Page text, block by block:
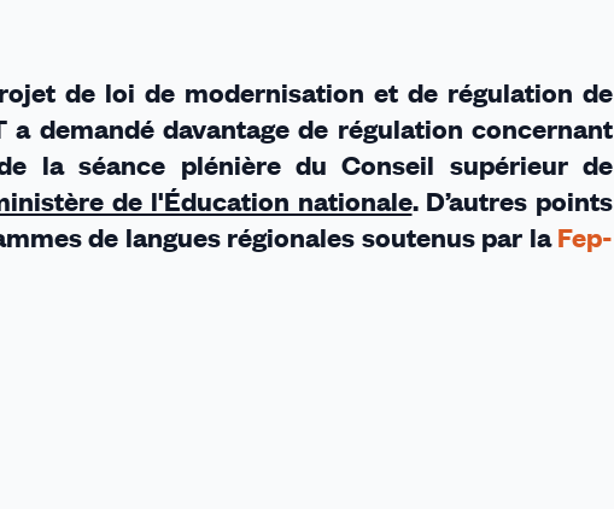
de loi de modernisation et de régulation de
a demandé davantage de régulation concernant
la séance plénière du Conseil supérieur de
de l'Éducation nationale. D’autres points
de langues régionales soutenus par laFep-